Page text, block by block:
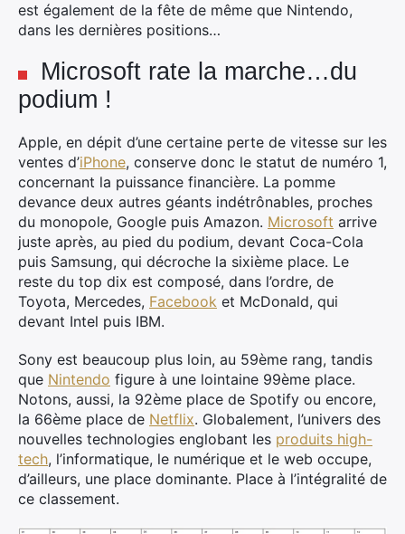
est également de la fête de même que Nintendo,
dans les dernières positions…
Microsoft rate la marche…du
podium !
Apple, en dépit d’une certaine perte de vitesse sur les
ventes d’iPhone, conserve donc le statut de numéro 1,
concernant la puissance financière. La pomme
devance deux autres géants indétrônables, proches
du monopole, Google puis Amazon. Microsoft arrive
juste après, au pied du podium, devant Coca-Cola
puis Samsung, qui décroche la sixième place. Le
reste du top dix est composé, dans l’ordre, de
Toyota, Mercedes, Facebook et McDonald, qui
devant Intel puis IBM.
Sony est beaucoup plus loin, au 59ème rang, tandis
que Nintendo figure à une lointaine 99ème place.
Notons, aussi, la 92ème place de Spotify ou encore,
la 66ème place de Netflix. Globalement, l’univers des
nouvelles technologies englobant les produits high-
tech, l’informatique, le numérique et le web occupe,
d’ailleurs, une place dominante. Place à l’intégralité de
ce classement.